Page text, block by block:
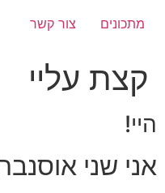
מתכונים
צור קשר
קצת עליי
היי!
אני שני